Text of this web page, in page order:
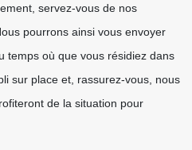
servez-vous de nos
pourrons ainsi vous envoyer
temps où que vous résidiez dans
sur place et, rassurez-vous, nous
de la situation pour